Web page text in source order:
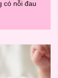
có nỗi đau